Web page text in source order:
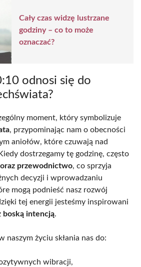
Cały czas widzę lustrzane
godziny – co to może
oznaczać?
odnosi się do
moment, który symbolizuje
, przypominając nam o obecności
aniołów, które czuwają nad
dostrzegamy tę godzinę, często
przewodnictwo, co sprzyja
decyzji i wprowadzaniu
mogą podnieść nasz rozwój
tej energii jesteśmy inspirowani
boską intencją.
naszym życiu skłania nas do:
wibracji,